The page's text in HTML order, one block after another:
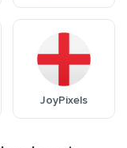
JoyPixels